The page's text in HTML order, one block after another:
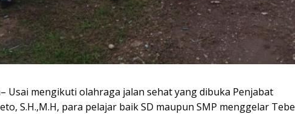
– Usai mengikuti olahraga jalan sehat yang dibuka Penjabat
S.H.,M.H, para pelajar baik SD maupun SMP menggelar Tebe